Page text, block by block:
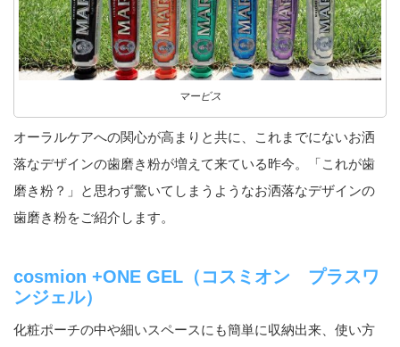
マービス
オーラルケアへの関心が高まりと共に、これまでにないお洒
落なデザインの歯磨き粉が増えて来ている昨今。「これが歯
磨き粉？」と思わず驚いてしまうようなお洒落なデザインの
歯磨き粉をご紹介します。
cosmion +ONE GEL（コスミオン プラスワ
ンジェル）
化粧ポーチの中や細いスペースにも簡単に収納出来、使い方